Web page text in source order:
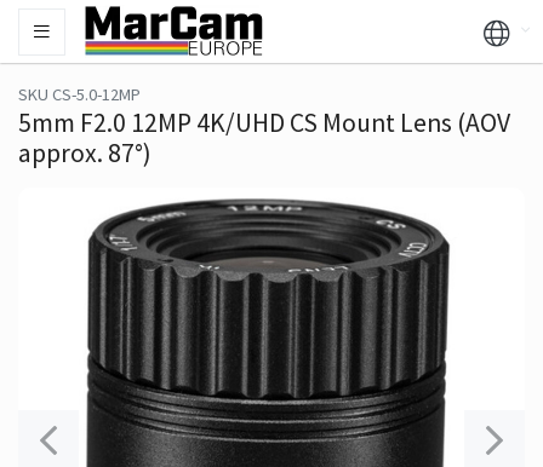
SKU CS-5.0-12MP
5mm F2.0 12MP 4K/UHD CS Mount Lens (AOV
approx. 87°)